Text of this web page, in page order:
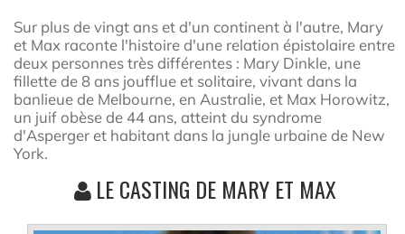
Sur plus de vingt ans et d'un continent à l'autre, Mary
et Max raconte l'histoire d'une relation épistolaire entre
deux personnes très différentes : Mary Dinkle, une
fillette de 8 ans joufflue et solitaire, vivant dans la
banlieue de Melbourne, en Australie, et Max Horowitz,
un juif obèse de 44 ans, atteint du syndrome
d'Asperger et habitant dans la jungle urbaine de New
York.
LE CASTING DE MARY ET MAX